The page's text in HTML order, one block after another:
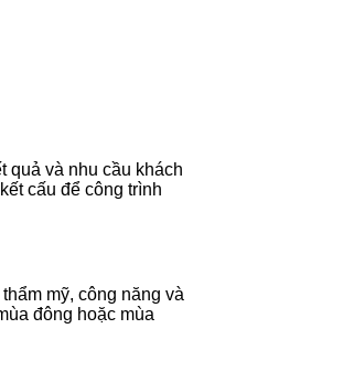
quả và nhu cầu khách
cấu để công trình
mỹ, công năng và
đông hoặc mùa